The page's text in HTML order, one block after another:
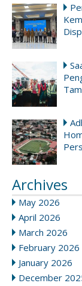
Archives
May 2026
April 2026
March 2026
February 2026
January 2026
December